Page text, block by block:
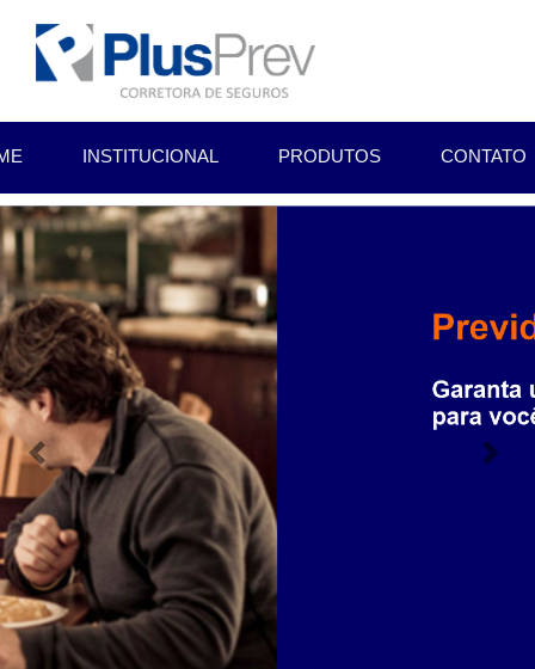
INSTITUCIONAL PRODUTOS CONTATO
Previous